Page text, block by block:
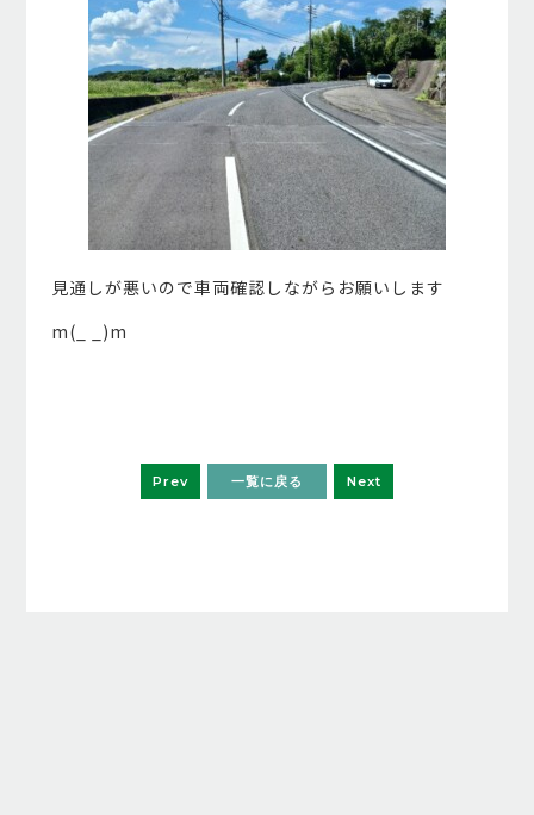
見通しが悪いので車両確認しながらお願いします
m(_ _)m
Prev 一覧に戻る Next